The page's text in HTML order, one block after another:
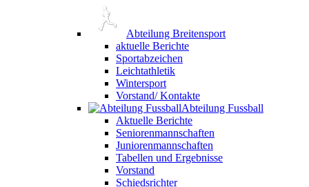
Abteilung Breitensport
aktuelle Berichte
Sportabzeichen
Leichtathletik
Wintersport
Vorstand/ Kontakte
Abteilung Fussball
Aktuelle Berichte
Seniorenmannschaften
Juniorenmannschaften
Tabellen und Ergebnisse
Vorstand
Schiedsrichter